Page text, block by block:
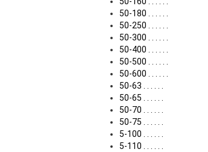
50-180 . . . . . .
50-250 . . . . . .
50-300 . . . . . .
50-400 . . . . . .
50-500 . . . . . .
50-600 . . . . . .
50-63 . . . . . .
50-65 . . . . . .
50-70 . . . . . .
50-75 . . . . . .
5-100 . . . . . .
5-110 . . . . . .